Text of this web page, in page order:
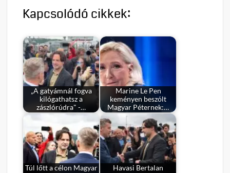
Kapcsolódó cikkek:
„A gatyámnál fogva
kilógathatsz a
zászlórúdra" -…
Marine Le Pen
keményen beszólt
Magyar Péternek:…
Túl lőtt a célon Magyar
Havasi Bertalan